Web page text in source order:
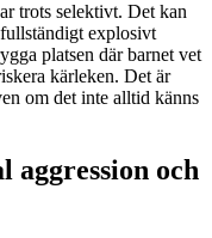
trots selektivt. Det kan
explosivt
platsen där barnet vet
kärleken. Det är
om det inte alltid känns
aggression och